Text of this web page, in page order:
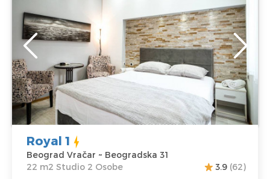
Beograd
Lokacija:
Beograd Vračar
Adresa:
Beogradska 31
Cena45 €
Gosti:2
Kvadratura :
m2
Struktura :
Studio
Royal 1
Beograd Vračar ~ Beogradska 31
22 m2 Studio 2 Osobe
3.9 (62)